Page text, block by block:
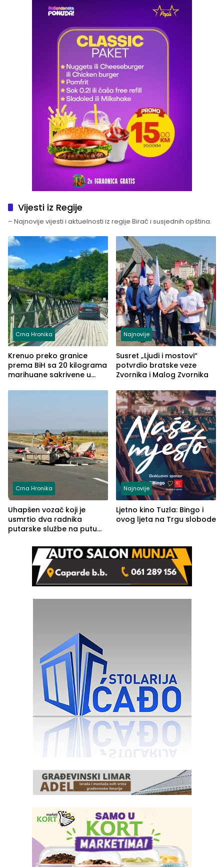
Vijesti iz Regije
– Najnovije vijesti i aktuelnosti iz regije Birač i susjednih opština.
Crna Hronika
Krenuo preko granice
prema BiH sa 20 kilograma
marihuane sakrivene u
Najnovije
Susret „Ljudi i mostovi“
potvrdio bratske veze
Zvornika i Malog Zvornika
Crna Hronika
Uhapšen vozač koji je
usmrtio dva radnika
putarske službe na putu
(FOTO)
Najnovije
Ljetno kino Tuzla: Bingo i
ovog ljeta na Trgu slobode